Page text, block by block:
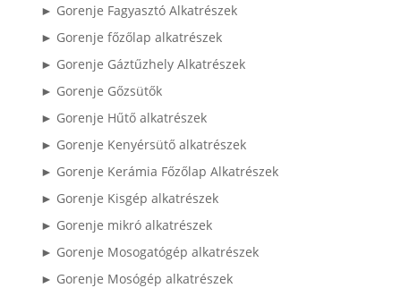
► Gorenje Fagyasztó Alkatrészek
► Gorenje főzőlap alkatrészek
► Gorenje Gáztűzhely Alkatrészek
► Gorenje Gőzsütők
► Gorenje Hűtő alkatrészek
► Gorenje Kenyérsütő alkatrészek
► Gorenje Kerámia Főzőlap Alkatrészek
► Gorenje Kisgép alkatrészek
► Gorenje mikró alkatrészek
► Gorenje Mosogatógép alkatrészek
► Gorenje Mosógép alkatrészek